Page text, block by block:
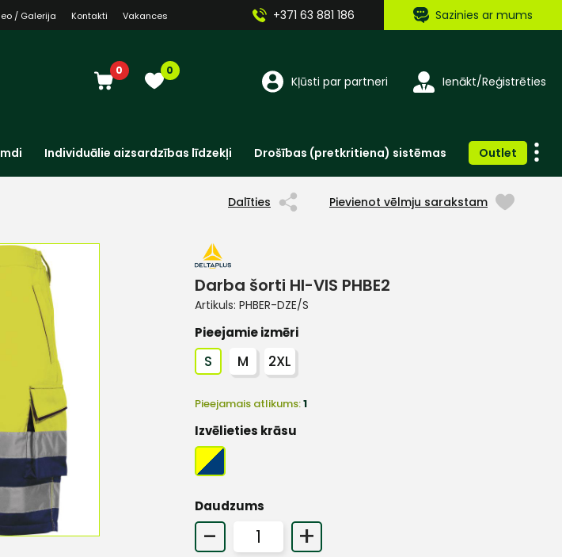
/ Galerija Kontakti Vakances +371 63 881 186 Sazinies ar mums
0 0
Kļūsti par partneri Ienākt/Reģistrēties
Individuālie aizsardzības līdzekļi Drošības (pretkritiena) sistēmas Outlet
Dalīties Pievienot vēlmju sarakstam
Darba šorti HI-VIS PHBE2
Artikuls: PHBER-DZE/S
Pieejamie izmēri
S M 2XL
Pieejamais atlikums:1
Izvēlieties krāsu
Daudzums
- +